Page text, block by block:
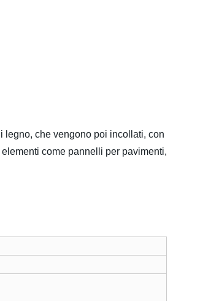
legno, che vengono poi incollati, con
come pannelli per pavimenti,